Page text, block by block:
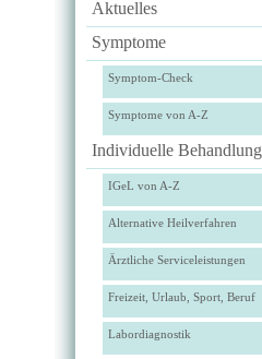
Aktuelles
Symptome
Symptom-Check
Symptome von A-Z
Individuelle Behandlung
IGeL von A-Z
Alternative Heilverfahren
Ärztliche Serviceleistungen
Freizeit, Urlaub, Sport, Beruf
Labordiagnostik